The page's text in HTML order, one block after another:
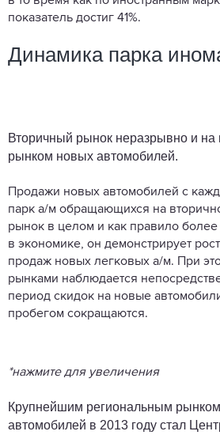
показатель достиг 41%.
Динамика парка
Вторичный рынок неразрывно и на
рынком новых автомобилей.
Продажи новых автомобилей с
парк а/м обращающихся на
рынок в целом и как правило более
в экономике, он демонстрирует
продаж новых легковых а/м. При
рынками наблюдается
период скидок на новые
пробегом сокращаются.
*нажмите для увеличения
Крупнейшим региональным
автомобилей в 2013 году стал